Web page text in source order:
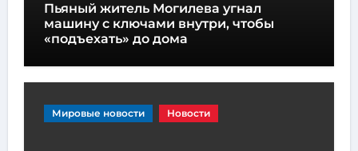
Пьяный житель Могилева угнал
машину с ключами внутри, чтобы
«подъехать» до дома
Мировые новости Новости